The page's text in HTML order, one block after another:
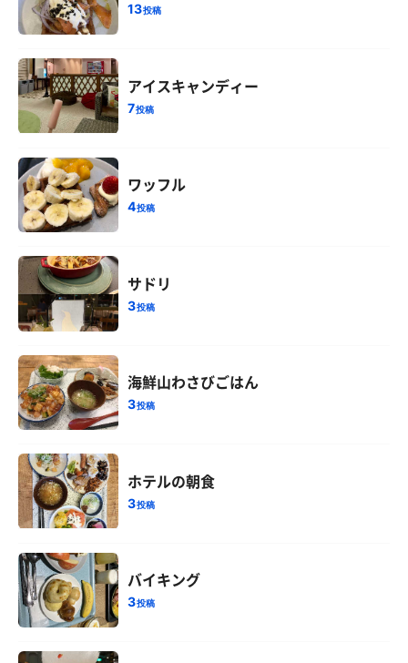
13投稿
アイスキャンディー
7投稿
ワッフル
4投稿
サドリ
3投稿
海鮮山わさびごはん
3投稿
ホテルの朝食
3投稿
バイキング
3投稿